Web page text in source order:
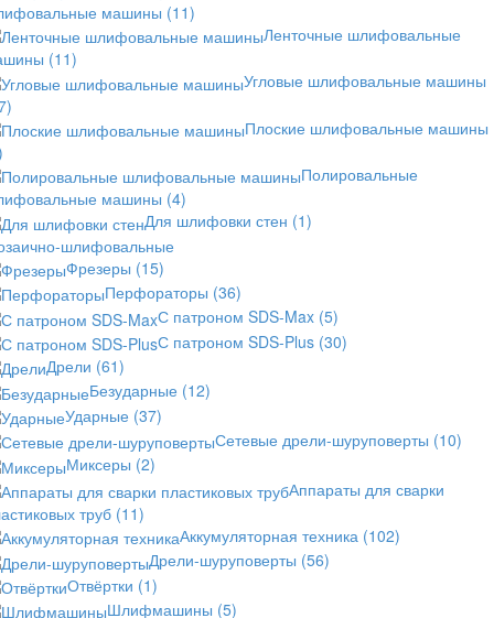
машины (11)
Ленточные шлифовальные
(11)
Угловые шлифовальные машины
Плоские шлифовальные машины
Полировальные
машины (4)
Для шлифовки стен (1)
шлифовальные
Фрезеры (15)
Перфораторы (36)
С патроном SDS-Max (5)
С патроном SDS-Plus (30)
Дрели (61)
Безударные (12)
Ударные (37)
Сетевые дрели-шуруповерты (10)
Миксеры (2)
Аппараты для сварки
труб (11)
Аккумуляторная техника (102)
Дрели-шуруповерты (56)
Отвёртки (1)
Шлифмашины (5)